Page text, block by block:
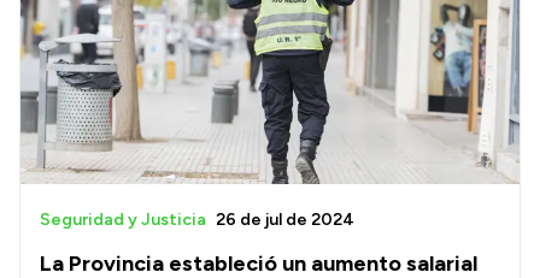
La Provincia estableció un aumento salarial
Seguridad y Justicia 26 de jul de 2024